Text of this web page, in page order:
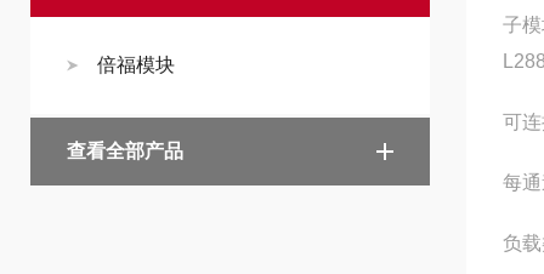
倍福模块
查看全部产品
子
可
每
负